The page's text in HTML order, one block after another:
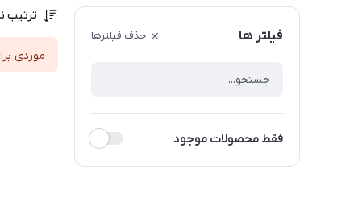
فیلتر ها حذف فیلترها
فقط محصولات موجود
ترتیب
موردی